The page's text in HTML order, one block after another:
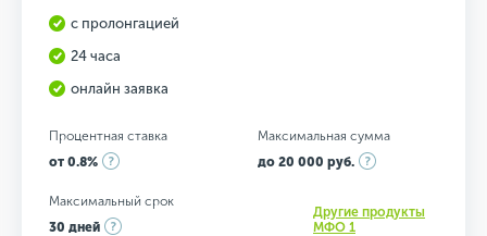
с пролонгацией
24 часа
онлайн заявка
Процентная ставка
от 0.8%
Максимальная сумма
до 20 000 руб.
Максимальный срок
30 дней
Другие продукты
МФО 1